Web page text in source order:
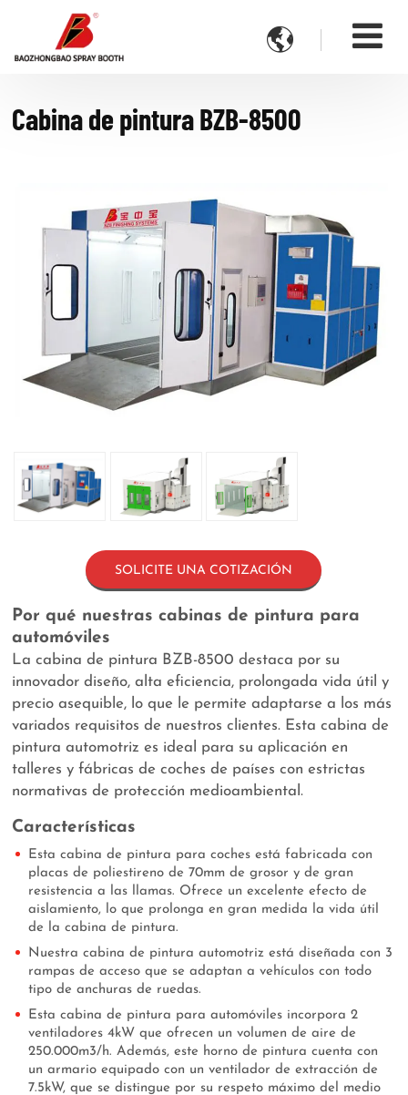

Cabina de pintura BZB-8500
SOLICITE UNA COTIZACIÓN
Por qué nuestras cabinas de pintura para
automóviles
La cabina de pintura BZB-8500 destaca por su
innovador diseño, alta eficiencia, prolongada vida útil y
precio asequible, lo que le permite adaptarse a los más
variados requisitos de nuestros clientes. Esta cabina de
pintura automotriz es ideal para su aplicación en
talleres y fábricas de coches de países con estrictas
normativas de protección medioambiental.
Características
Esta cabina de pintura para coches está fabricada con
placas de poliestireno de 70mm de grosor y de gran
resistencia a las llamas. Ofrece un excelente efecto de
aislamiento, lo que prolonga en gran medida la vida útil
de la cabina de pintura.
Nuestra cabina de pintura automotriz está diseñada con 3
rampas de acceso que se adaptan a vehículos con todo
tipo de anchuras de ruedas.
Esta cabina de pintura para automóviles incorpora 2
ventiladores 4kW que ofrecen un volumen de aire de
250.000m3/h. Además, este horno de pintura cuenta con
un armario equipado con un ventilador de extracción de
7.5kW, que se distingue por su respeto máximo del medio